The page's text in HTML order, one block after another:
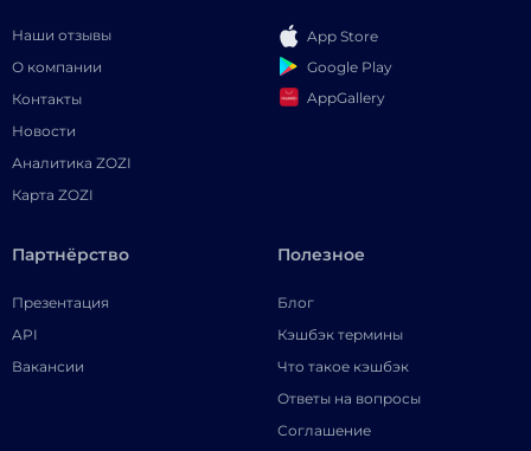
Наши отзывы
О компании
Контакты
Новости
Аналитика ZOZI
Карта ZOZI
App Store
Google Play
AppGallery
Партнёрство
Презентация
API
Вакансии
Полезное
Блог
Кэшбэк термины
Что такое кэшбэк
Ответы на вопросы
Соглашение